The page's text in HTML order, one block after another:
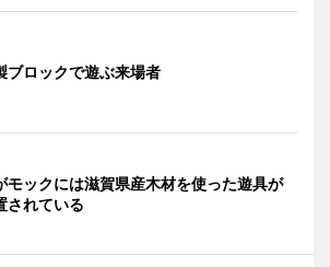
ブロックで遊ぶ来場者
モックには滋賀県産木材を使った遊具が
されている